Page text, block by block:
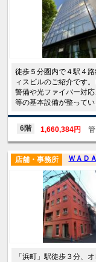
徒歩５分圏内で４駅４
ィスビルのご紹介です
警備や光ファイバー対
等の基本設備が整ってい
6階 1,660,384円 管
ＷＡＤ
店舗・事務所
「浜町」駅徒歩３分、